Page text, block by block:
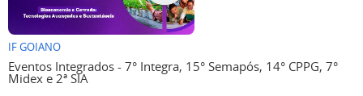
IF GOIANO
Eventos Integrados - 7° Integra, 15° Semapós, 14° CPPG, 7°
Midex e 2ª SIA